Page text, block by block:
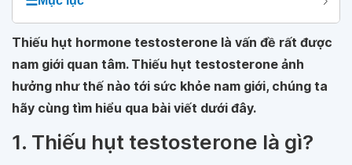
Thiếu hụt hormone testosterone là vấn đề rất được
nam giới quan tâm. Thiếu hụt testosterone ảnh
hưởng như thế nào tới sức khỏe nam giới, chúng ta
hãy cùng tìm hiểu qua bài viết dưới đây.
1. Thiếu hụt testosterone là gì?